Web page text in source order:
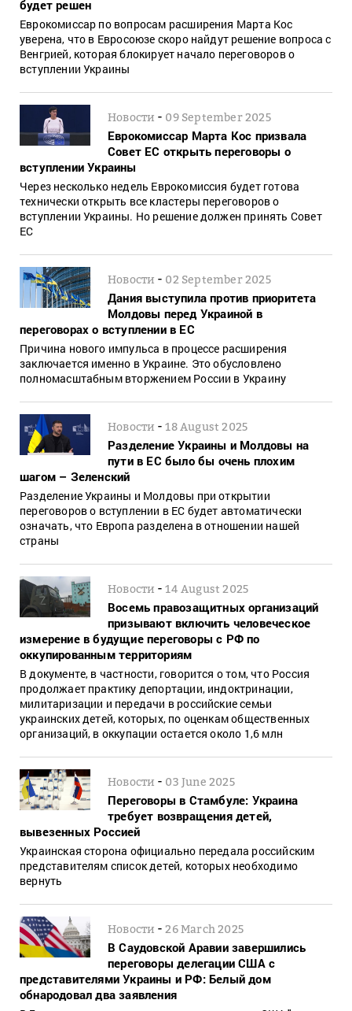
будет решен
Еврокомиссар по вопросам расширения Марта Кос
уверена, что в Евросоюзе скоро найдут решение вопроса с
Венгрией, которая блокирует начало переговоров о
вступлении Украины
Новости - 09 September 2025
Еврокомиссар Марта Кос призвала
Совет ЕС открыть переговоры о
вступлении Украины
Через несколько недель Еврокомиссия будет готова
технически открыть все кластеры переговоров о
вступлении Украины. Но решение должен принять Совет
ЕС
Новости - 02 September 2025
Дания выступила против приоритета
Молдовы перед Украиной в
переговорах о вступлении в ЕС
Причина нового импульса в процессе расширения
заключается именно в Украине. Это обусловлено
полномасштабным вторжением России в Украину
Новости -18 August 2025
Разделение Украины и Молдовы на
пути в ЕС было бы очень плохим
шагом – Зеленский
Разделение Украины и Молдовы при открытии
переговоров о вступлении в ЕС будет автоматически
означать, что Европа разделена в отношении нашей
страны
Новости -14 August 2025
Восемь правозащитных организаций
призывают включить человеческое
измерение в будущие переговоры с РФ по
оккупированным территориям
В документе, в частности, говорится о том, что Россия
продолжает практику депортации, индоктринации,
милитаризации и передачи в российские семьи
украинских детей, которых, по оценкам общественных
организаций, в оккупации остается около 1,6 млн
Новости - 03 June 2025
Переговоры в Стамбуле: Украина
требует возвращения детей,
вывезенных Россией
Украинская сторона официально передала российским
представителям список детей, которых необходимо
вернуть
Новости -26 March 2025
В Саудовской Аравии завершились
переговоры делегации США с
представителями Украины и РФ: Белый дом
обнародовал два заявления